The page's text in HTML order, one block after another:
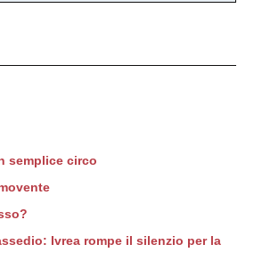
semplice circo
Ivrea rompe il silenzio per la